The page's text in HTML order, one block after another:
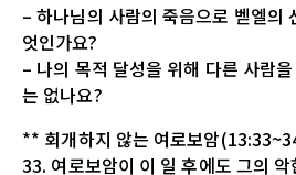
– 하나님의 사람의 죽음으로 벧엘의
엇인가요?
– 나의 목적 달성을 위해 다른 사람
는 없나요?
** 회개하지 않는 여로보암
33. 여로보암이 이 일 후에도 그의